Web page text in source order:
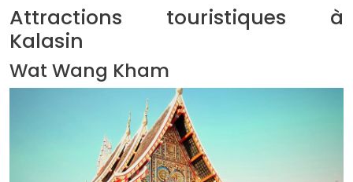
Attractions touristiques à
Kalasin
Wat Wang Kham